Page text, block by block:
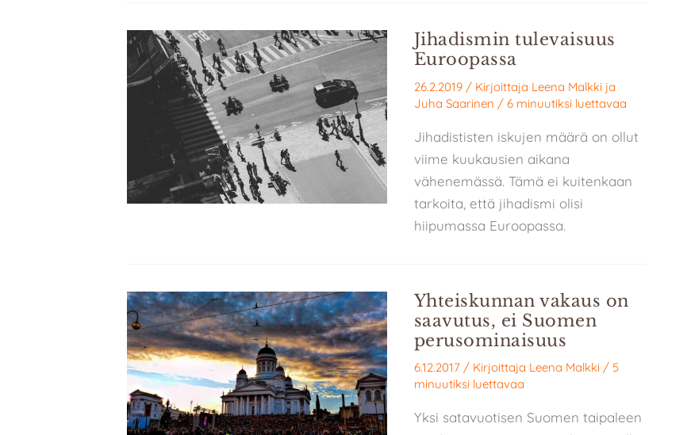
Jihadismin tulevaisuus
Euroopassa
26.2.2019 / Kirjoittaja Leena Malkkija
Juha Saarinen / 6 minuutiksi luettavaa
Jihadististen iskujen määrä on ollut
viime kuukausien aikana
vähenemässä. Tämä ei kuitenkaan
tarkoita, että jihadismi olisi
hiipumassa Euroopassa.
Yhteiskunnan vakaus on
saavutus, ei Suomen
perusominaisuus
6.12.2017 / Kirjoittaja Leena Malkki/ 5
minuutiksi luettavaa
Yksi satavuotisen Suomen taipaleen